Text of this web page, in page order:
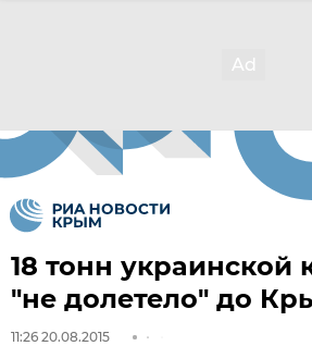
18 тонн украинской
"не долетело" до
11:26 20.08.2015